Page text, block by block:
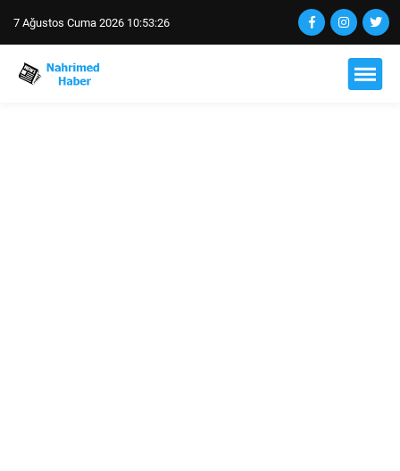
7 Ağustos Cuma 2026 10:53:27